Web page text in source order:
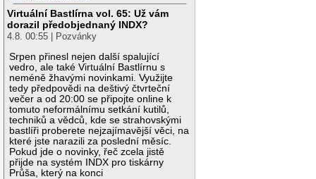
Virtuální Bastlírna vol. 65: Už vám
dorazil předobjednaný INDX?
4.8. 00:55 | Pozvánky
Srpen přinesl nejen další spalující
vedro, ale také Virtuální Bastlírnu s
neméně žhavými novinkami. Využijte
tedy předpovědi na deštivý čtvrteční
večer a od 20:00 se připojte online k
tomuto neformálnímu setkání kutilů,
techniků a vědců, kde se strahovskými
bastlíři proberete nejzajímavější věci, na
které jste narazili za poslední měsíc.
Pokud jde o novinky, řeč zcela jistě
přijde na systém INDX pro tiskárny
Průša, který na konci